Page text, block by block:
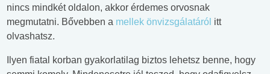
nincs mindkét oldalon, akkor érdemes orvosnak
megmutatni. Bővebben a mellek önvizsgálatáról itt
olvashatsz.
Ilyen fiatal
korban gyakorlatilag biztos lehetsz benne, hogy